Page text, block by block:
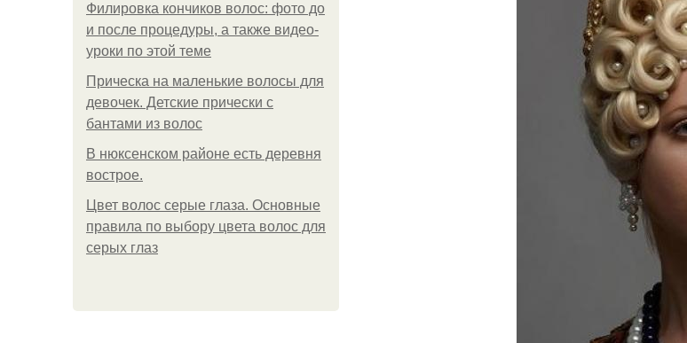
Филировка кончиков волос: фото до
и после процедуры, а также видео-
уроки по этой теме
Прическа на маленькие волосы для
девочек. Детские прически с
бантами из волос
В нюксенском районе есть деревня
вострое.
Цвет волос серые глаза. Основные
правила по выбору цвета волос для
серых глаз